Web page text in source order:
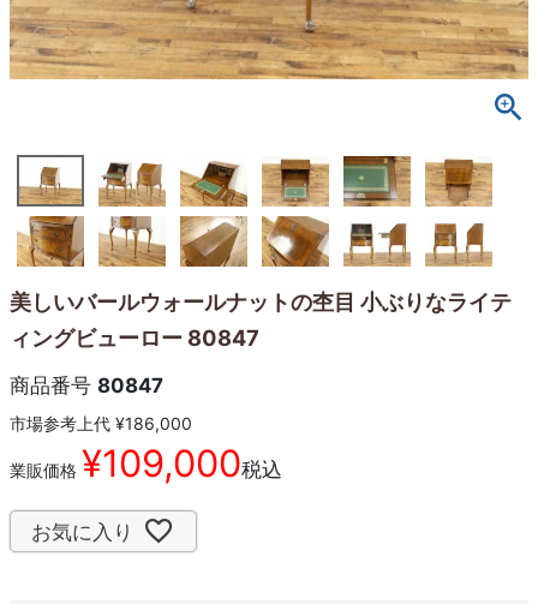
美しいバールウォールナットの杢目 小ぶりなライテ
ィングビューロー 80847
商品番号 80847
市場参考上代 ¥186,000
業販価格 ¥109,000税込
お気に入り